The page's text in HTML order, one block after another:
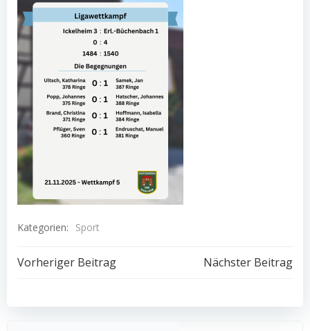
Kategorien: Sport
Beitragsnavigation
Vorheriger Beitrag Nächster Beitrag